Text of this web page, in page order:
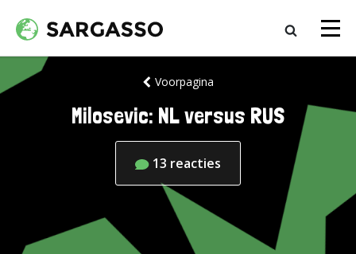
Voorpagina
Milosevic: NL versus RUS
13 reacties